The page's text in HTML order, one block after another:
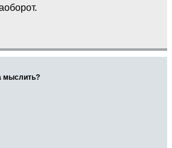
мыслить?